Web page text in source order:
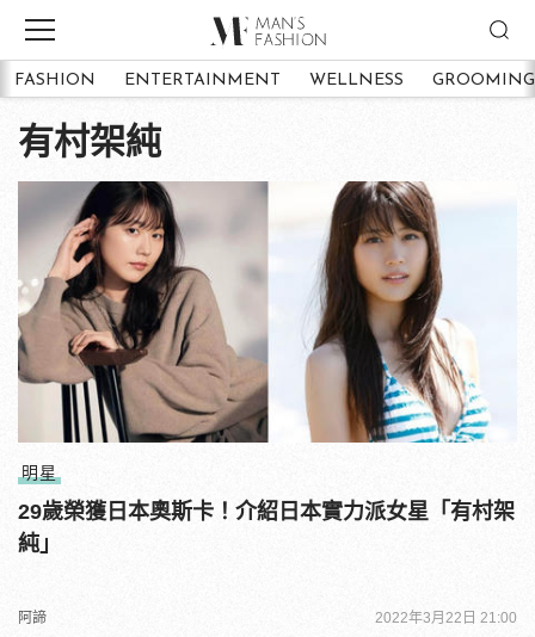
FASHION ENTERTAINMENT WELLNESS GROOMING
有村架純
明星
29歲榮獲日本奧斯卡！介紹日本實力派女星「有村架
純」
阿諦 2022年3月22日 21:00